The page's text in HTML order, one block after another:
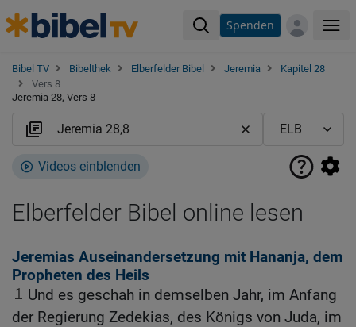
Spenden
Bibel TV Bibelthek Elberfelder Bibel Jeremia
Kapitel 28
Vers 8
Jeremia 28, Vers 8
Videos einblenden
Elberfelder Bibel online lesen
Jeremias Auseinandersetzung mit Hananja, dem
Propheten des Heils
1
Und es geschah in demselben Jahr, im Anfang
der Regierung Zedekias, des Königs von Juda, im